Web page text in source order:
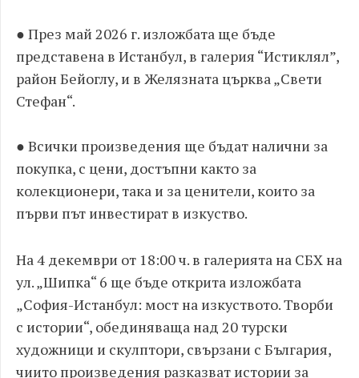
● През май 2026 г. изложбата ще бъде
представена в Истанбул, в галерия “Истиклял”,
район Бейоглу, и в Желязната църква „Свети
Стефан“.
● Всички произведения ще бъдат налични за
покупка, с цени, достъпни както за
колекционери, така и за ценители, които за
първи път инвестират в изкуство.
На 4 декември от 18:00 ч. в галерията на СБХ на
ул. „Шипка“ 6 ще бъде открита изложбата
„София-Истанбул: мост на изкуството. Творби
с истории“, обединяваща над 20 турски
художници и скулптори, свързани с България,
чиито произведения разказват истории за